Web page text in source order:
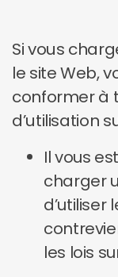
Si vous
le site Web,
conformer à
d’utilisation
Il vous
charger
d’utiliser
les lois